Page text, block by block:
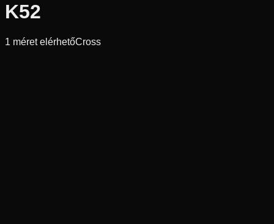
K52
1 méret elérhetőCross